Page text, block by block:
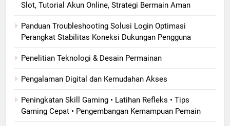
Slot, Tutorial Akun Online, Strategi Bermain Aman
Panduan Troubleshooting Solusi Login Optimasi
Perangkat Stabilitas Koneksi Dukungan Pengguna
Penelitian Teknologi & Desain Permainan
Pengalaman Digital dan Kemudahan Akses
Peningkatan Skill Gaming • Latihan Refleks • Tips
Gaming Cepat • Pengembangan Kemampuan Pemain